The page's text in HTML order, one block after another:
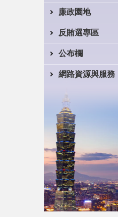
廉政園地
反賄選專區
公布欄
網路資源與服務